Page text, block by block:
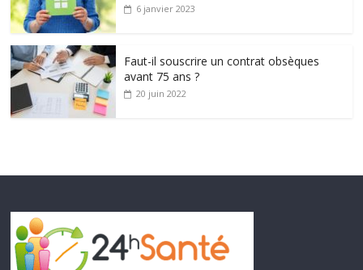
6 janvier 2023
Faut-il souscrire un contrat obsèques
avant 75 ans ?
20 juin 2022